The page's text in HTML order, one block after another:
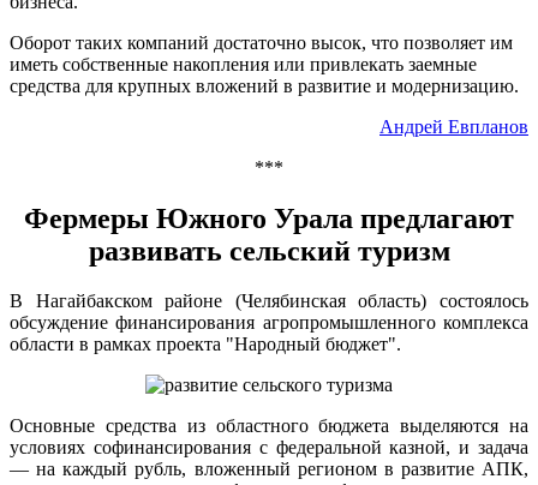
Оборот таких компаний достаточно высок, что позволяет им
иметь собственные накопления или привлекать заемные
средства для крупных вложений в развитие и модернизацию.
Андрей Евпланов
***
Фермеры Южного Урала предлагают
развивать сельский туризм
В Нагайбакском районе (Челябинская область) состоялось
обсуждение финансирования агропромышленного комплекса
области в рамках проекта "Народный бюджет".
Основные средства из областного бюджета выделяются на
условиях софинансирования с федеральной казной, и задача
— на каждый рубль, вложенный регионом в развитие АПК,